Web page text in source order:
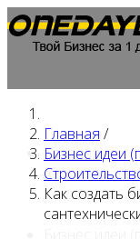
Главная
Главная /
Бизнес идеи
Как создать